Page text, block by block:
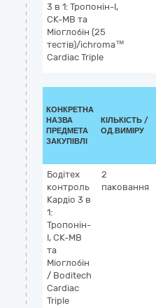
3 в 1: Тропонін-I,
СК-МВ та
Міоглобін (25
тестів)/ichroma™
Cardiac Triple
КОНКРЕТНА
НАЗВА
ПРЕДМЕТА
ЗАКУПІВЛІ
КІЛЬКІСТЬ /
ОД.ВИМІРУ
Бодітех
контроль
Кардіо 3 в
1:
Тропонін-
I, СК-МВ
та
Міоглобін
/ Boditech
Cardiac
Triple
2
паковання